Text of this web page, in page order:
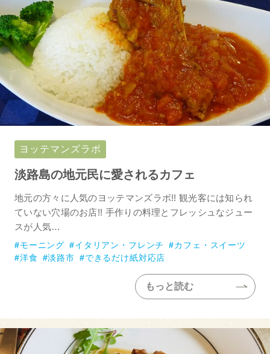
ヨッテマンズラボ
淡路島の地元民に愛されるカフェ
地元の方々に人気のヨッテマンズラボ!! 観光客には知られ
ていない穴場のお店!! 手作りの料理とフレッシュなジュー
スが人気…
モーニング イタリアン・フレンチ
カフェ・スイーツ
洋食
淡路市 できるだけ紙対応店
もっと読む